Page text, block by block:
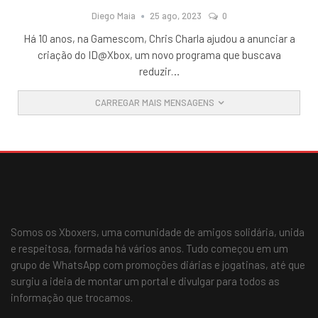
Diego Maia 25 ago, 2023 0
Há 10 anos, na Gamescom, Chris Charla ajudou a anunciar a
criação do ID@Xbox, um novo programa que buscava
reduzir…
CARREGAR MAIS MENSAGENS
Somos os Xboxers, uma comunidade de amigos solidária, unida
e respeitosa, formada há vários anos. Tudo começou em um
grupo de WhatsApp com promoções diárias e jogatinas, até que
surgiu a ideia de montar um portal e divulgar para todos as
informação que trocamos.